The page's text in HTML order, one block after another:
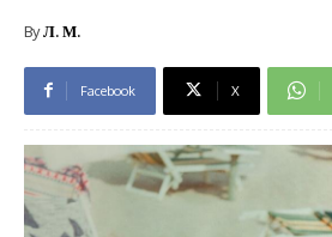
ByЛ. М.
Facebook X